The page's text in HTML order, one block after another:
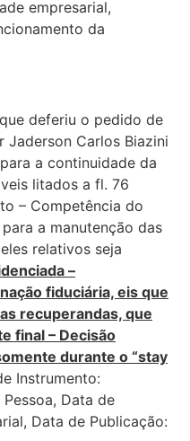
empresarial,
da
deferiu o pedido de
Carlos Biazini
a continuidade da
litados a fl. 76
– Competência do
a manutenção das
relativos seja
–
fiduciária, eis que
recuperandas, que
final – Decisão
durante o “stay
Instrumento:
Data de
Data de Publicação: